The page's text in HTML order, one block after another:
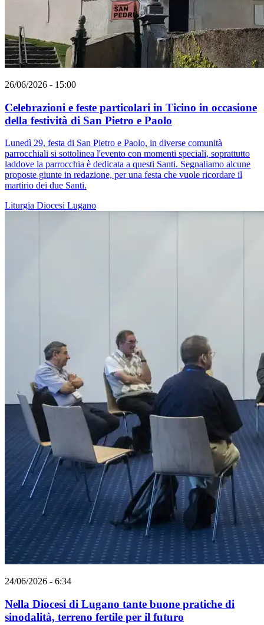
26/06/2026 - 15:00
Celebrazioni e feste particolari in Ticino in occasione
della festività di San Pietro e Paolo
Lunedì 29, festa di San Pietro e Paolo, in diverse comunità
parrocchiali si sottolinea l'evento con momenti speciali, soprattutto
laddove la parrocchia è dedicata a questi Santi. Segnaliamo alcune
proposte giunte in redazione, per una festa che vuole ricordare il
martirio dei due Santi.
Liturgia Diocesi Lugano
24/06/2026 - 6:34
Nella Diocesi di Lugano tante buone pratiche di
sinodalità, terreno fertile per il futuro